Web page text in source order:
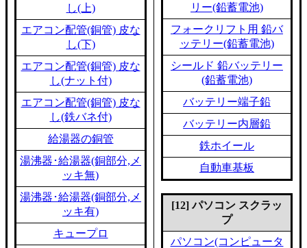
し(上)
エアコン配管(銅管) 皮な
し(下)
エアコン配管(銅管) 皮な
し(ナット付)
エアコン配管(銅管) 皮な
し(鉄バネ付)
給湯器の銅管
湯沸器･給湯器(銅部分,メ
ッキ無)
湯沸器･給湯器(銅部分,メ
ッキ有)
キュープロ
リー(鉛蓄電池)
フォークリフト用 鉛バ
ッテリー(鉛蓄電池)
シールド 鉛バッテリー
(鉛蓄電池)
バッテリー端子鉛
バッテリー内層鉛
鉄ホイール
自動車基板
[12] パソコン スクラッ
プ
パソコン(コンピュータ